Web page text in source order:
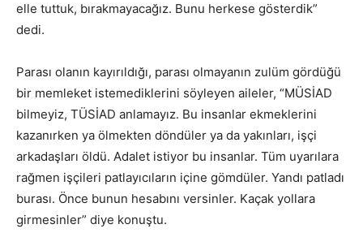
elle tuttuk, bırakmayacağız. Bunu herkese gösterdik”
dedi.
Parası olanın kayırıldığı, parası olmayanın zulüm gördüğü
bir memleket istemediklerini söyleyen aileler, “MÜSİAD
bilmeyiz, TÜSİAD anlamayız. Bu insanlar ekmeklerini
kazanırken ya ölmekten döndüler ya da yakınları, işçi
arkadaşları öldü. Adalet istiyor bu insanlar. Tüm uyarılara
rağmen işçileri patlayıcıların içine gömdüler. Yandı patladı
burası. Önce bunun hesabını versinler. Kaçak yollara
girmesinler” diye konuştu.